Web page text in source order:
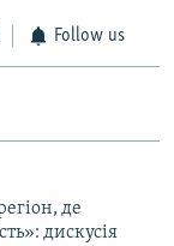
Follow us
де
дискусія